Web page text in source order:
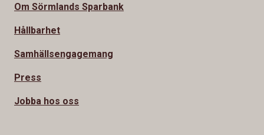
Om Sörmlands Sparbank
Hållbarhet
Samhällsengagemang
Press
Jobba hos oss